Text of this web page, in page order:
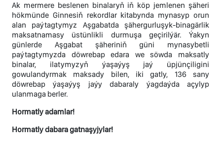
Ak mermere beslenen binalaryň iň köp jemlenen şäheri
hökmünde Ginnesiň rekordlar kitabynda mynasyp orun
alan paýtagtymyz Aşgabatda şähergurluşyk-binagärlik
maksatnamasy üstünlikli durmuşa geçirilýär. Ýakyn
günlerde Aşgabat şäheriniň güni mynasybetli
paýtagtymyzda döwrebap edara we söwda maksatly
binalar, ilatymyzyň ýaşaýyş jaý üpjünçiligini
gowulandyrmak maksady bilen, iki gatly, 136 sany
döwrebap ýaşaýyş jaýy dabaraly ýagdaýda açylyp
ulanmaga berler.
Hormatly adamlar!
Hormatly dabara gatnaşyjylar!